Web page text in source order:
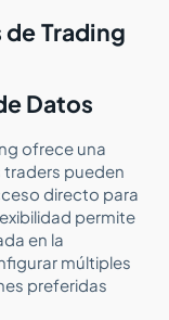
Trading
Datos
ofrece una
traders pueden
directo para
permite
en la
múltiples
preferidas